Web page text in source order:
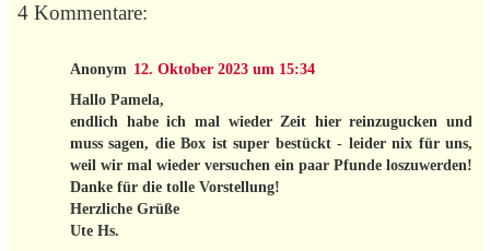
4 Kommentare:
Anonym 12. Oktober 2023 um 15:34
Hallo Pamela,
endlich habe ich mal wieder Zeit hier reinzugucken und
muss sagen, die Box ist super bestückt - leider nix für uns,
weil wir mal wieder versuchen ein paar Pfunde loszuwerden!
Danke für die tolle Vorstellung!
Herzliche Grüße
Ute Hs.